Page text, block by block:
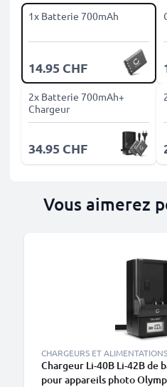
1x Batterie 700mAh
14.95 CHF
2x Batterie 700mAh+
Chargeur
34.95 CHF
Vous aimerez
CHARGEURS ET ALIMENTATIONS
Chargeur Li-40B Li-42B de
pour appareils photo